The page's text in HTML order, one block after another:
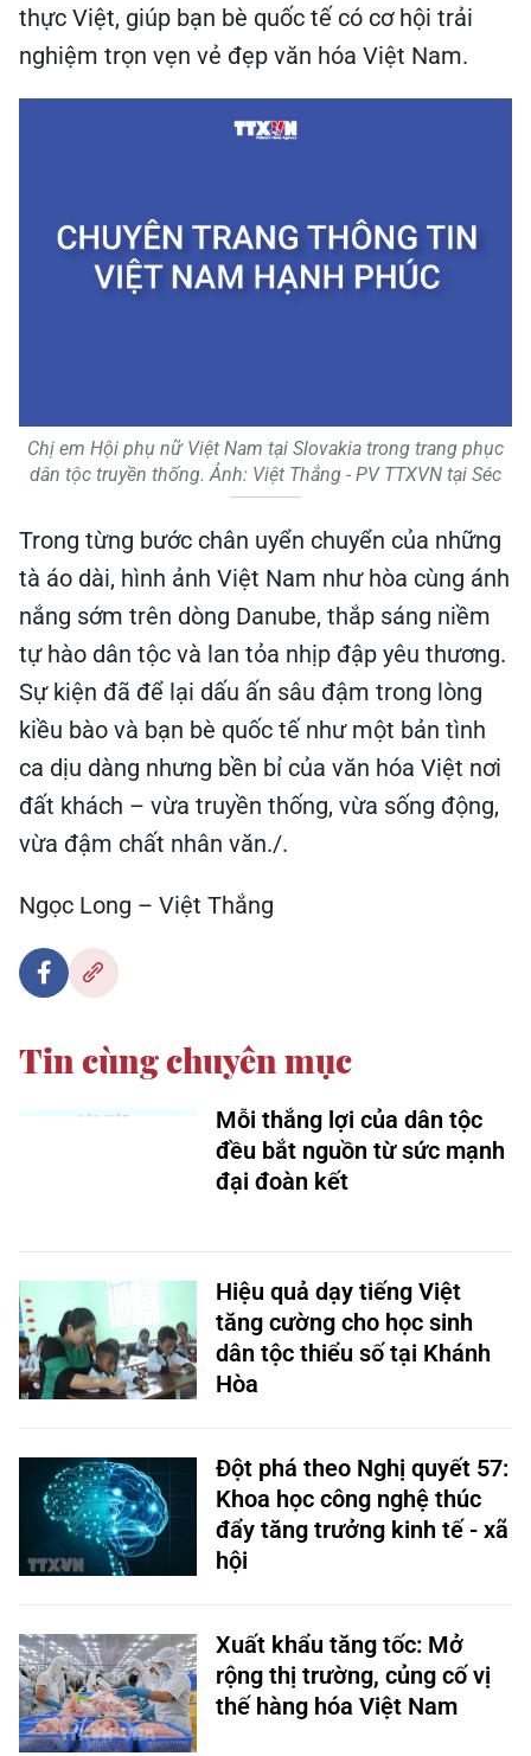
thực Việt, giúp bạn bè quốc tế có cơ hội trải
nghiệm trọn vẹn vẻ đẹp văn hóa Việt Nam.
Chị em Hội phụ nữ Việt Nam tại Slovakia trong trang phục
dân tộc truyền thống. Ảnh: Việt Thắng - PV TTXVN tại Séc
Trong từng bước chân uyển chuyển của những
tà áo dài, hình ảnh Việt Nam như hòa cùng ánh
nắng sớm trên dòng Danube, thắp sáng niềm
tự hào dân tộc và lan tỏa nhịp đập yêu thương.
Sự kiện đã để lại dấu ấn sâu đậm trong lòng
kiều bào và bạn bè quốc tế như một bản tình
ca dịu dàng nhưng bền bỉ của văn hóa Việt nơi
đất khách – vừa truyền thống, vừa sống động,
vừa đậm chất nhân văn./.
Ngọc Long – Việt Thắng
Tin cùng chuyên mục
Mỗi thắng lợi của dân tộc
đều bắt nguồn từ sức mạnh
đại đoàn kết
Hiệu quả dạy tiếng Việt
tăng cường cho học sinh
dân tộc thiểu số tại Khánh
Hòa
Đột phá theo Nghị quyết 57:
Khoa học công nghệ thúc
đẩy tăng trưởng kinh tế - xã
hội ​
Xuất khẩu tăng tốc: Mở
rộng thị trường, củng cố vị
thế hàng hóa Việt Nam